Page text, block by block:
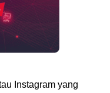
Instagram yang